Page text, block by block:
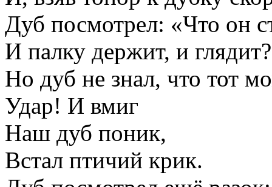
Дуб посмотрел: «Что он
И палку держит, и
Но дуб не знал, что тот
Удар! И вмиг
Наш дуб поник,
Встал птичий крик.